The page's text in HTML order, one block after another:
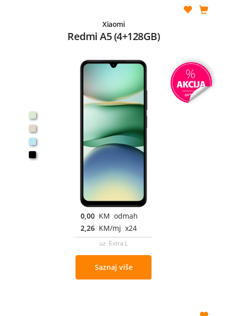
Xiaomi
Redmi A5 (4+128GB)
0,00 KM odmah
2,26 KM/mj x24
uz Extra L
Saznaj više